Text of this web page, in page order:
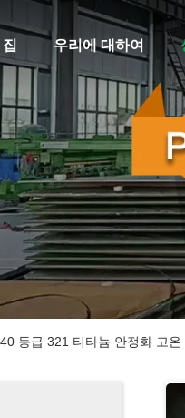
집 우리에 대하여
등급 321 티타늄 안정화 고